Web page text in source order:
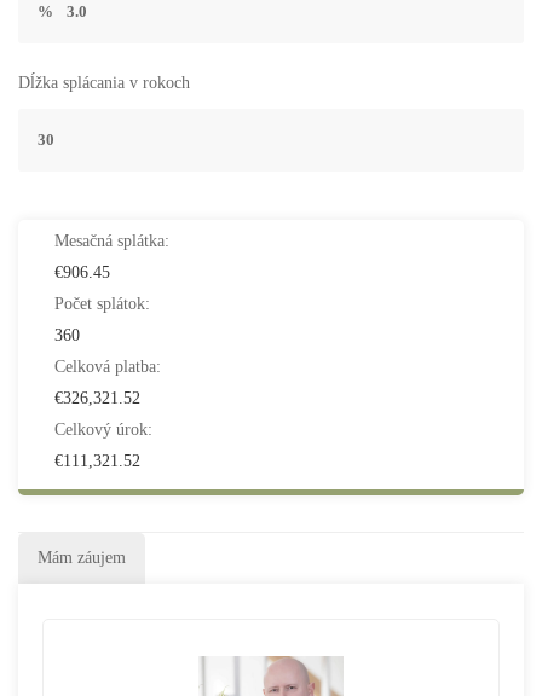
%
Dĺžka splácania v rokoch
Mesačná splátka:
€906.45
Počet splátok:
360
Celková platba:
€326,321.52
Celkový úrok:
€111,321.52
Mám záujem